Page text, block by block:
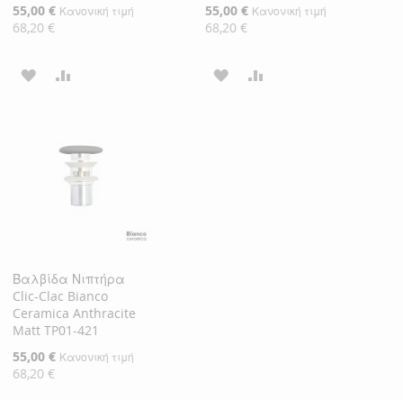
Ειδική
Τιμή
55,00 € Κανονική τιμή
68,20 €
ΠΡΟΣΘΉΚΗ
ΕΠΙΘΥΜΙΏΝ
Ειδική
Τιμή
55,00 € Κανονική τιμή
68,20 €
ΠΡΟΣΘΉΚΗ
Βαλβίδα Νιπτήρα
Clic-Clac Bianco
Ceramica Anthracite
Matt TP01-421
Ειδική
Τιμή
55,00 € Κανονική τιμή
68,20 €